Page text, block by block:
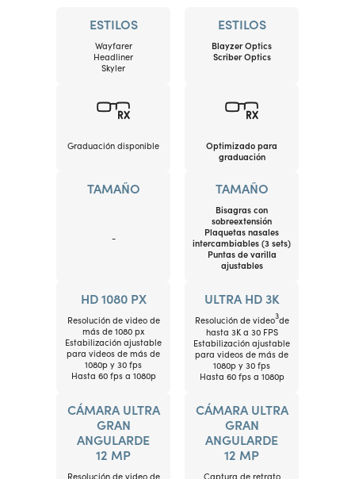
ESTILOS
Wayfarer
Headliner
Skyler
Graduación disponible
TAMAÑO
-
HD1080 PX
Resolución de video de
más de 1080 px
Estabilización ajustable
para videos de más de
1080p y 30 fps
Hasta 60 fps a 1080p
CÁMARA ULTRA
GRAN
ANGULARDE
12 MP
Resolución de video de
ESTILOS
Blayzer Optics
Scriber Optics
Optimizado para
graduación
TAMAÑO
Bisagras con
sobreextensión
Plaquetas nasales
intercambiables (3 sets)
Puntas de varilla
ajustables
ULTRA HD3K
Resolución de video3de
hasta 3K a 30 FPS
Estabilización ajustable
para videos de más de
1080p y 30 fps
Hasta 60 fps a 1080p
CÁMARA ULTRA
GRAN
ANGULARDE
12 MP
Captura de retrato